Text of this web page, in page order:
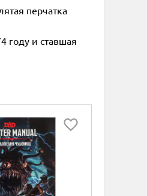
перчатка
году и ставшая